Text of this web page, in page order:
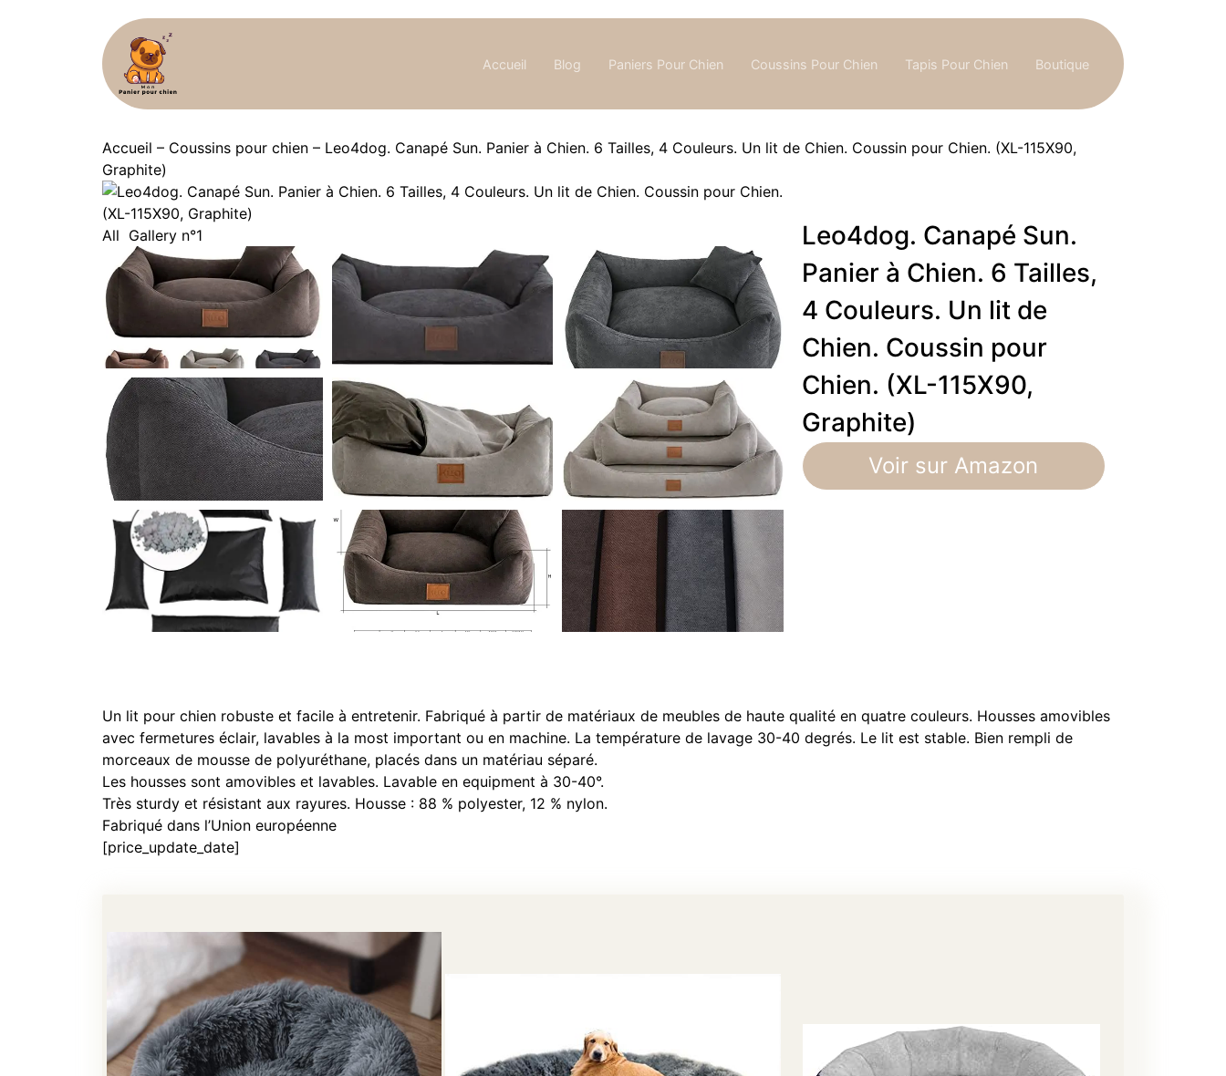
Accueil Blog Paniers Pour Chien Coussins Pour Chien Tapis Pour Chien Boutique
Accueil – Coussins pour chien – Leo4dog. Canapé Sun. Panier à Chien. 6 Tailles, 4 Couleurs. Un lit de Chien. Coussin pour Chien. (XL-115X90,
Graphite)
All Gallery n°1
Leo4dog. Canapé Sun.
Panier à Chien. 6 Tailles,
4 Couleurs. Un lit de
Chien. Coussin pour
Chien. (XL-115X90,
Graphite)
Voir sur Amazon
Un lit pour chien robuste et facile à entretenir. Fabriqué à partir de matériaux de meubles de haute qualité en quatre couleurs. Housses amovibles
avec fermetures éclair, lavables à la most important ou en machine. La température de lavage 30-40 degrés. Le lit est stable. Bien rempli de
morceaux de mousse de polyuréthane, placés dans un matériau séparé.
Les housses sont amovibles et lavables. Lavable en equipment à 30-40°.
Très sturdy et résistant aux rayures. Housse : 88 % polyester, 12 % nylon.
Fabriqué dans l’Union européenne
[price_update_date]